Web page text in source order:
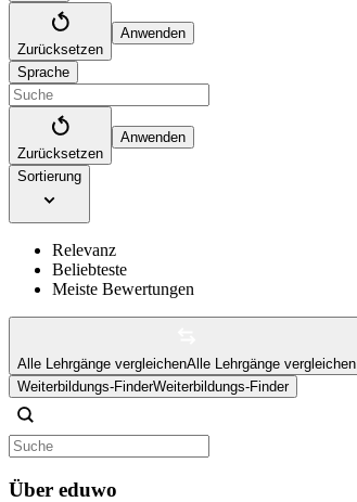
Zurücksetzen
Anwenden
Sprache
Zurücksetzen
Anwenden
Sortierung
Relevanz
Beliebteste
Meiste Bewertungen
Alle Lehrgänge vergleichenAlle Lehrgänge vergleichen
Weiterbildungs-FinderWeiterbildungs-Finder
Über eduwo